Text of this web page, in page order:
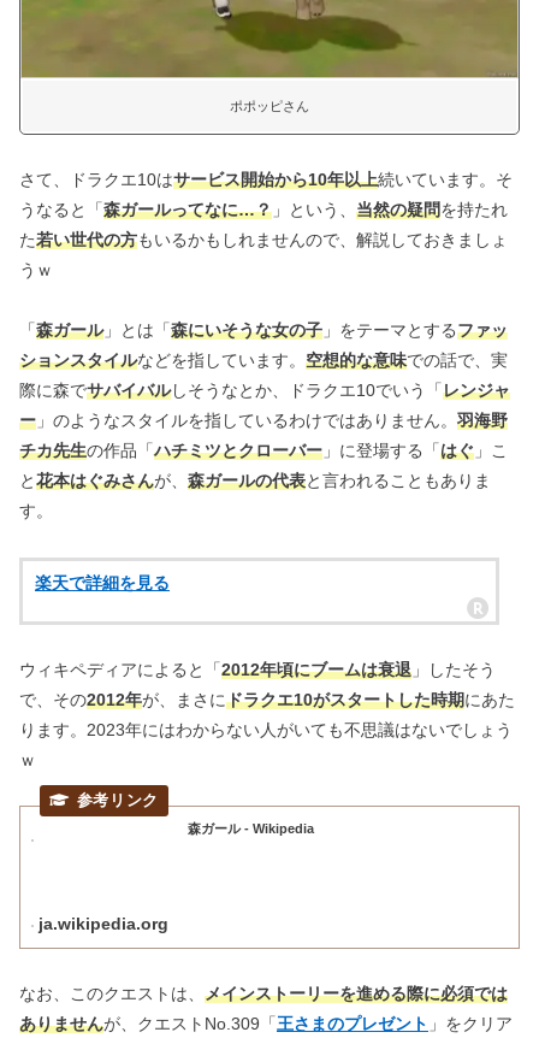
ポポッピさん
さて、ドラクエ10はサービス開始から10年以上続いています。そ
うなると「森ガールってなに…？ 」という、 当然の疑問を持たれ
た若い世代の方もいるかもしれませんので、解説しておきましょ
うｗ
「森ガール」とは「森にいそうな女の子 」をテーマとするファッ
ションスタイルなどを指しています。 空想的な意味での話で、実
際に森でサバイバルしそうなとか、ドラクエ10でいう「レンジャ
ー 」のようなスタイルを指しているわけではありません。 羽海野
チカ先生の作品「ハチミツとクローバー 」に登場する「はぐ 」こ
と花本はぐみさんが、 森ガールの代表と言われることもありま
す。
楽天で詳細を見る
ウィキペディアによると「2012年頃にブームは衰退 」したそう
で、その2012年が、まさにドラクエ10がスタートした時期にあた
ります。2023年にはわからない人がいても不思議はないでしょう
ｗ
森ガール - Wikipedia
ja.wikipedia.org
なお、このクエストは、 メインストーリーを進める際に必須では
ありませんが、クエストNo.309「王さまのプレゼント 」をクリア